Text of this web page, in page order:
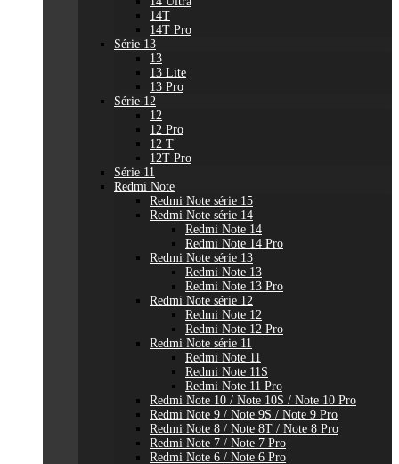
14T
14T Pro
Série 13
13
13 Lite
13 Pro
Série 12
12
12 Pro
12 T
12T Pro
Série 11
Redmi Note
Redmi Note série 15
Redmi Note série 14
Redmi Note 14
Redmi Note 14 Pro
Redmi Note série 13
Redmi Note 13
Redmi Note 13 Pro
Redmi Note série 12
Redmi Note 12
Redmi Note 12 Pro
Redmi Note série 11
Redmi Note 11
Redmi Note 11S
Redmi Note 11 Pro
Redmi Note 10 / Note 10S / Note 10 Pro
Redmi Note 9 / Note 9S / Note 9 Pro
Redmi Note 8 / Note 8T / Note 8 Pro
Redmi Note 7 / Note 7 Pro
Redmi Note 6 / Note 6 Pro